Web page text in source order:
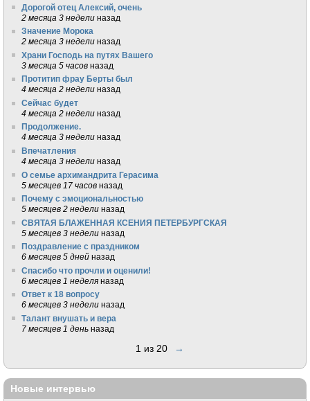
Дорогой отец Алексий, очень
2 месяца 3 недели назад
Значение Морока
2 месяца 3 недели назад
Храни Господь на путях Вашего
3 месяца 5 часов назад
Протитип фрау Берты был
4 месяца 2 недели назад
Сейчас будет
4 месяца 2 недели назад
Продолжение.
4 месяца 3 недели назад
Впечатления
4 месяца 3 недели назад
О семье архимандрита Герасима
5 месяцев 17 часов назад
Почему с эмоциональностью
5 месяцев 2 недели назад
СВЯТАЯ БЛАЖЕННАЯ КСЕНИЯ ПЕТЕРБУРГСКАЯ
5 месяцев 3 недели назад
Поздравление с праздником
6 месяцев 5 дней назад
Спасибо что прочли и оценили!
6 месяцев 1 неделя назад
Ответ к 18 вопросу
6 месяцев 3 недели назад
Талант внушать и вера
7 месяцев 1 день назад
1 из 20 →
Новые интервью